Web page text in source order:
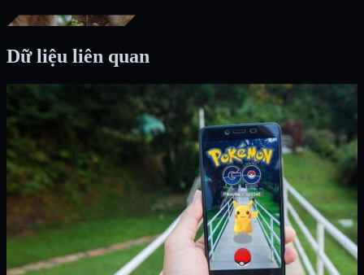
Dữ liệu liên quan